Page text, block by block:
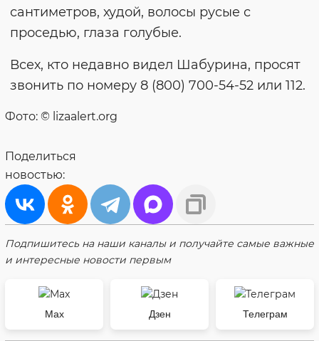
сантиметров, худой, волосы русые с
проседью, глаза голубые.
Всех, кто недавно видел Шабурина, просят
звонить по номеру 8 (800) 700-54-52 или 112.
Фото: © lizaalert.org
Поделиться
новостью:
Подпишитесь на наши каналы и получайте самые важные
и интересные новости первым
Max Дзен Телеграм